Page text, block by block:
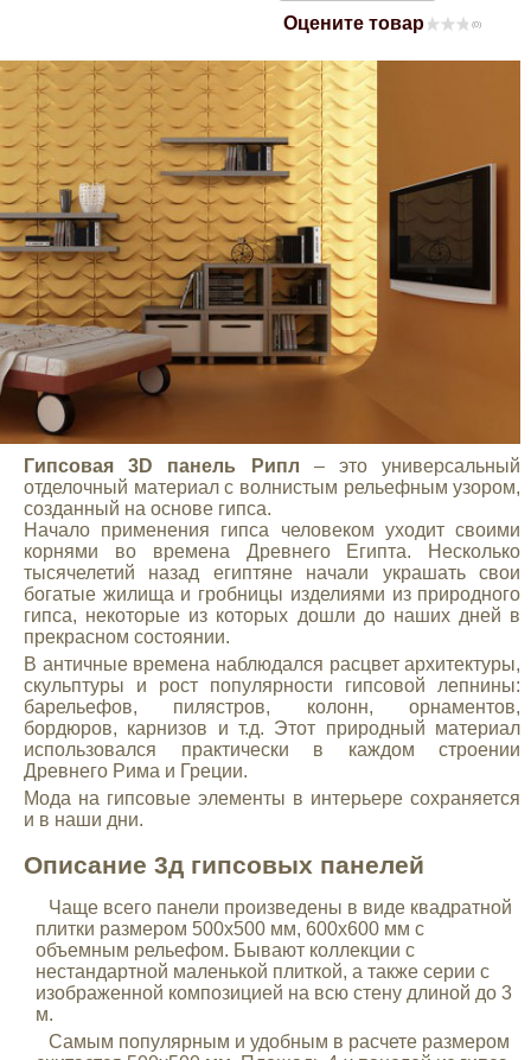
Оцените товар (0)
Гипсовая 3D панель Рипл – это универсальный
отделочный материал с волнистым рельефным узором,
созданный на основе гипса.
Начало применения гипса человеком уходит своими
корнями во времена Древнего Египта. Несколько
тысячелетий назад египтяне начали украшать свои
богатые жилища и гробницы изделиями из природного
гипса, некоторые из которых дошли до наших дней в
прекрасном состоянии.
В античные времена наблюдался расцвет архитектуры,
скульптуры и рост популярности гипсовой лепнины:
барельефов, пилястров, колонн, орнаментов,
бордюров, карнизов и т.д. Этот природный материал
использовался практически в каждом строении
Древнего Рима и Греции.
Мода на гипсовые элементы в интерьере сохраняется
и в наши дни.
Описание 3д гипсовых панелей
Чаще всего панели произведены в виде квадратной
плитки размером 500х500 мм, 600х600 мм с
объемным рельефом. Бывают коллекции с
нестандартной маленькой плиткой, а также серии с
изображенной композицией на всю стену длиной до 3
м.
Самым популярным и удобным в расчете размером
Opel
Renault
Suzuki
Toyota
Volkswagen
УАЗ
Дополнительные товары